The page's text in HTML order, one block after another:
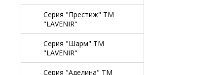
Серия "Престиж" ТМ
"LAVENIR"
Серия "Шарм" ТМ
"LAVENIR"
Серия "Аделина" TM